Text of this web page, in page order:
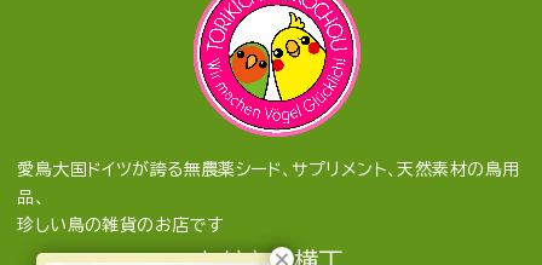
愛鳥大国ドイツが誇る無農薬シード、サプリメント、天然素材の鳥用
品、
珍しい鳥の雑貨のお店です
とりきち横丁